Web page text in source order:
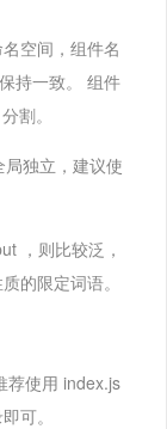
空间，组件名
持一致。 组件
割。
独立，建议使
，则比较泛，
的限定词语。
荐使用 index.js
可。